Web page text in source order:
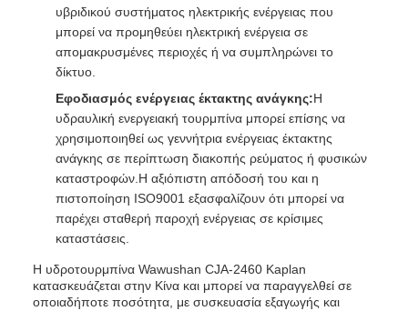
υβριδικού συστήματος ηλεκτρικής ενέργειας που
μπορεί να προμηθεύει ηλεκτρική ενέργεια σε
απομακρυσμένες περιοχές ή να συμπληρώνει το
δίκτυο.
Εφοδιασμός ενέργειας έκτακτης ανάγκης:Η
υδραυλική ενεργειακή τουρμπίνα μπορεί επίσης να
χρησιμοποιηθεί ως γεννήτρια ενέργειας έκτακτης
ανάγκης σε περίπτωση διακοπής ρεύματος ή φυσικών
καταστροφών.Η αξιόπιστη απόδοσή του και η
πιστοποίηση ISO9001 εξασφαλίζουν ότι μπορεί να
παρέχει σταθερή παροχή ενέργειας σε κρίσιμες
καταστάσεις.
Η υδροτουρμπίνα Wawushan CJA-2460 Kaplan
κατασκευάζεται στην Κίνα και μπορεί να παραγγελθεί σε
οποιαδήποτε ποσότητα, με συσκευασία εξαγωγής και